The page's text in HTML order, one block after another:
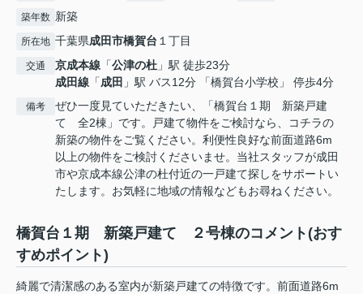
築年数 新築
所在地 千葉県成田市橋賀台 １丁目
交通 京成本線 「公津の杜 」駅 徒歩23分
成田線 「成田 」駅 バス12分 「橋賀台小学校」 停歩4分
備考
ぜひ一度見ていただきたい、「橋賀台１期 新築戸建
て 全2棟」です。戸建て物件をご検討なら、コチラの
新築の物件をご覧ください。利便性良好な前面道路6m
以上の物件をご検討くださいませ。当社スタッフが成田
市や京成本線公津の杜付近の一戸建て探しをサポートい
たします。お気軽に地域の情報などもお尋ねください。
橋賀台１期 新築戸建て ２号棟のコメント(おす
すめポイント)
綺麗で清潔感のある室内が新築戸建ての特徴です。前面道路6m